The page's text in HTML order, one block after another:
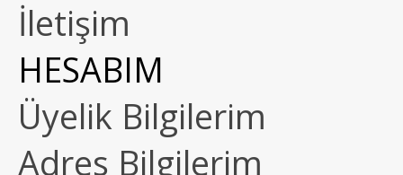
İletişim
HESABIM
Üyelik Bilgilerim
Adres Bilgilerim